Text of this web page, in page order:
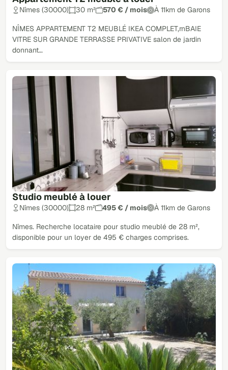
Nîmes (30000) 30 m² 570 € / mois À 11km de Garons
NÎMES APPARTEMENT T2 MEUBLÉ IKEA COMPLET,rnBAIE
VITRE SUR GRANDE TERRASSE PRIVATIVE salon de jardin
donnant…
Studio meublé à louer
Nîmes (30000) 28 m² 495 € / mois À 11km de Garons
Nîmes. Recherche locataire pour studio meublé de 28 m²,
disponible pour un loyer de 495 € charges comprises.